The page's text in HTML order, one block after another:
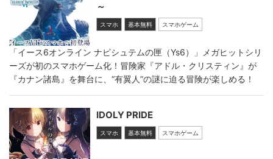
～
スマホ 基本無料 スマホゲーム
「イース6オンライン ナピシュテムの匣（Ys6）」メガヒットシリ
ーズが初のスマホゲーム化！冒険家『アドル・クリスティン』が
『カナン諸島』を舞台に、“有翼人”の謎に迫る冒険が楽しめる！
IDOLY PRIDE
スマホ 基本無料 スマホゲーム